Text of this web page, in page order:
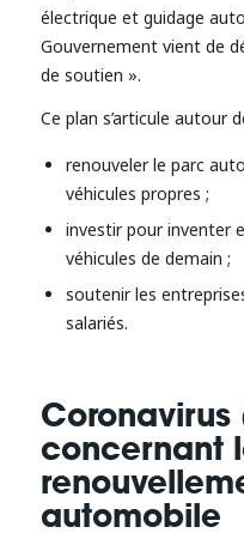
électrique et guidage
Gouvernement vient de
de soutien ».
Ce plan s’articule autour
renouveler le parc
véhicules propres ;
investir pour inventer
véhicules de demain ;
soutenir les
salariés.
Coronavirus
concernant
automobile